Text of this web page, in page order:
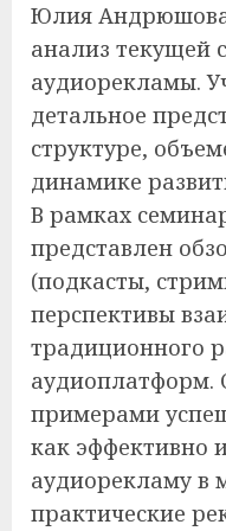
Юлия
анализ текущей
аудиорекламы.
детальное
структуре,
динамике
В рамках
представлен
(подкасты,
перспективы
традиционного
аудиоплатформ.
примерами
как эффективно
аудиорекламу в
практические